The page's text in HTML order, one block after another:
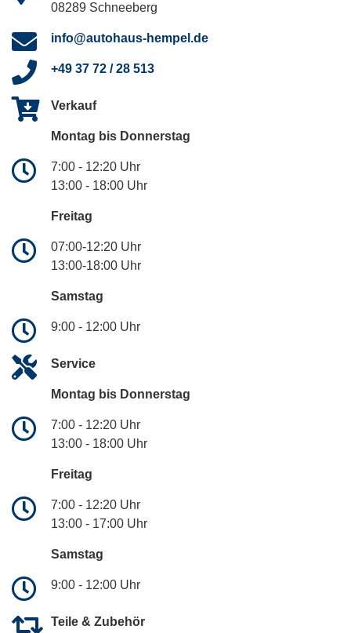
08289 Schneeberg
info@autohaus-hempel.de
+49 37 72 / 28 513
Verkauf
Montag bis Donnerstag
7:00 - 12:20 Uhr
13:00 - 18:00 Uhr
Freitag
07:00-12:20 Uhr
13:00-18:00 Uhr
Samstag
9:00 - 12:00 Uhr
Service
Montag bis Donnerstag
7:00 - 12:20 Uhr
13:00 - 18:00 Uhr
Freitag
7:00 - 12:20 Uhr
13:00 - 17:00 Uhr
Samstag
9:00 - 12:00 Uhr
Teile & Zubehör